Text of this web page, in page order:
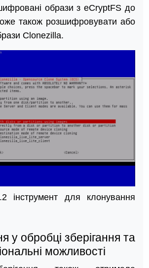
образи з eCryptFS до
також розшифровувати або
Clonezilla.
інструмент для клонування
у обробці зберігання та
можливості